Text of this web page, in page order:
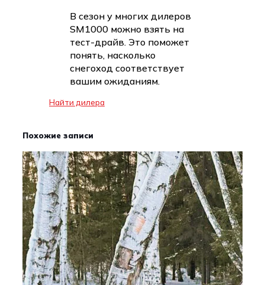
В сезон у многих дилеров
SM1000 можно взять на
тест-драйв. Это поможет
понять, насколько
снегоход соответствует
вашим ожиданиям.
Найти дилера
Похожие записи